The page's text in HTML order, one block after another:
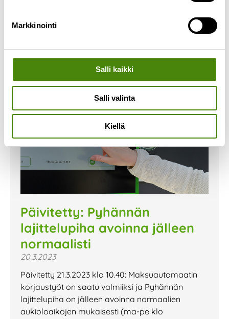
Markkinointi
Salli kaikki
Salli valinta
Kiellä
Päivitetty: Pyhännän
lajittelupiha avoinna jälleen
normaalisti
20.3.2023
Päivitetty 21.3.2023 klo 10.40: Maksuautomaatin
korjaustyöt on saatu valmiiksi ja Pyhännän
lajittelupiha on jälleen avoinna normaalien
aukioloaikojen mukaisesti (ma-pe klo